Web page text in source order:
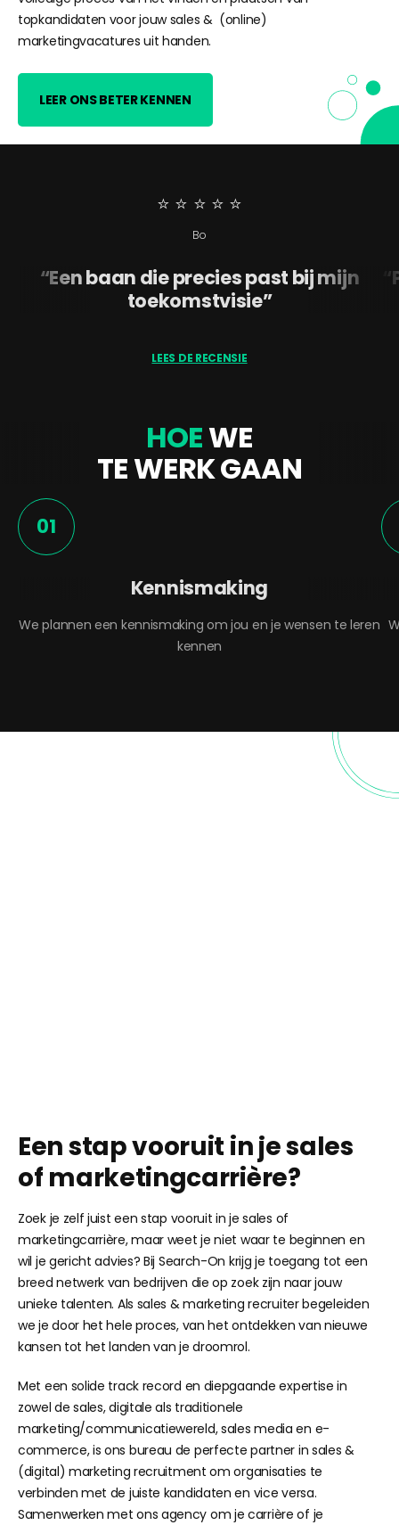
topkandidaten voor jouw sales & (online)
marketingvacatures uit handen.
LEER ONS BETER KENNEN
⭐️ ⭐️ ⭐️ ⭐️ ⭐
Bo
Een baan die precies past bij mijn
toekomstvisie
LEES DE RECENSIE
HOEWE
TE WERK GAAN
01
Kennismaking
We plannen een kennismaking om jou en je wensen te leren
kennen
Een stap vooruit in je sales
of marketingcarrière?
Zoek je zelf juist een stap vooruit in je sales of
marketingcarrière, maar weet je niet waar te beginnen en
wil je gericht advies? Bij Search-On krijg je toegang tot een
breed netwerk van bedrijven die op zoek zijn naar jouw
unieke talenten. Als sales & marketing recruiter begeleiden
we je door het hele proces, van het ontdekken van nieuwe
kansen tot het landen van je droomrol.
Met een solide track record en diepgaande expertise in
zowel de sales, digitale als traditionele
marketing/communicatiewereld, sales media en e-
commerce, is ons bureau de perfecte partner in sales &
(digital) marketing recruitment om organisaties te
verbinden met de juiste kandidaten en vice versa.
Samenwerken met ons agency om je carrière of je